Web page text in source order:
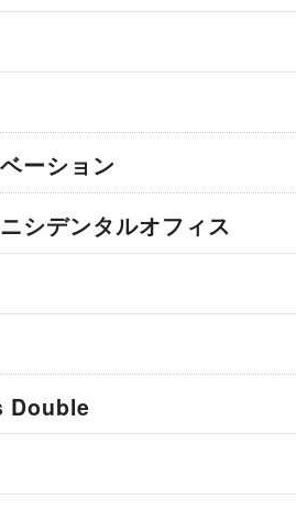
ーション
シデンタルオフィス
Double